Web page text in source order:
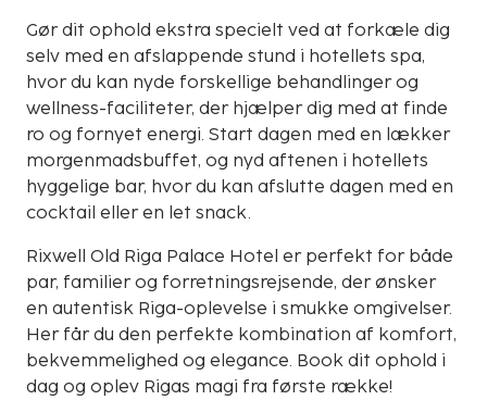
Gør dit ophold ekstra specielt ved at forkæle dig
selv med en afslappende stund i hotellets spa,
hvor du kan nyde forskellige behandlinger og
wellness-faciliteter, der hjælper dig med at finde
ro og fornyet energi. Start dagen med en lækker
morgenmadsbuffet, og nyd aftenen i hotellets
hyggelige bar, hvor du kan afslutte dagen med en
cocktail eller en let snack.
Rixwell Old Riga Palace Hotel er perfekt for både
par, familier og forretningsrejsende, der ønsker
en autentisk Riga-oplevelse i smukke omgivelser.
Her får du den perfekte kombination af komfort,
bekvemmelighed og elegance. Book dit ophold i
dag og oplev Rigas magi fra første række!